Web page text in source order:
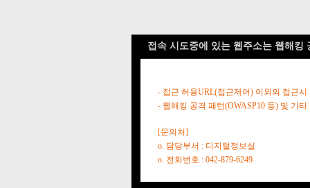
접속 시도중에 있는 웹주소는 웹해킹
- 접근 허용URL(접근제어) 이외의 접근시
- 웹해킹 공격 패턴(OWASP10 등) 및 기
[문의처]
o. 담당부서 : 디지털정보실
o. 전화번호 : 042-879-6249